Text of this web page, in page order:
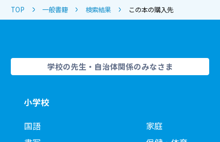
TOP 一般書籍 検索結果 この本の購入先
学校の先生・自治体関係のみなさま
小学校
国語
家庭